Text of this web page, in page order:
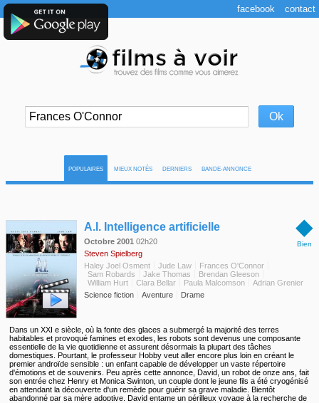
POPULAIRES MIEUX NOTÉS DERNIERS BANDE-ANNONCE
◆
Bien
A.I. Intelligence artificielle
Octobre 2001 02h20
Steven Spielberg
Haley Joel Osment
Jude Law
Frances O'Connor
Sam Robards
Jake Thomas
Brendan Gleeson
William Hurt
Clara Bellar Paula Malcomson
Adrian Grenier
Science fiction
Aventure Drame
Dans un XXI e siècle, où la fonte des glaces a submergé la majorité des terres
habitables et provoqué famines et exodes, les robots sont devenus une composante
essentielle de la vie quotidienne et assurent désormais la plupart des tâches
domestiques. Pourtant, le professeur Hobby veut aller encore plus loin en créant le
premier androïde sensible : un enfant capable de développer un vaste répertoire
d'émotions et de souvenirs. Peu après cette annonce, David, un robot de onze ans, fait
son entrée chez Henry et Monica Swinton, un couple dont le jeune fils a été cryogénisé
en attendant la découverte d'un remède pour guérir sa grave maladie. Bientôt
abandonné par sa mère adoptive, David entame un périlleux voyage à la recherche de
facebook contact